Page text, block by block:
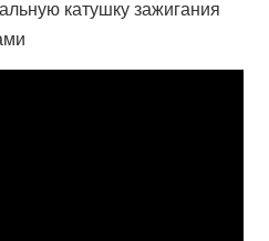
катушку зажигания